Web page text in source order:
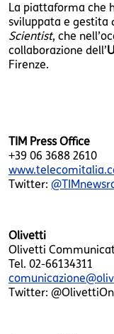
La piattaforma che
sviluppata e gestita
Scientist, che
collaborazione dell’
Firenze.
TIM Press Office
+39 06 3688 2610
Twitter:
Olivetti
Olivetti
Tel. 02-66134311
Twitter: